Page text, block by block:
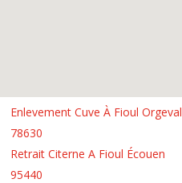
Enlevement Cuve À Fioul Orgeval
78630
Retrait Citerne A Fioul Écouen
95440